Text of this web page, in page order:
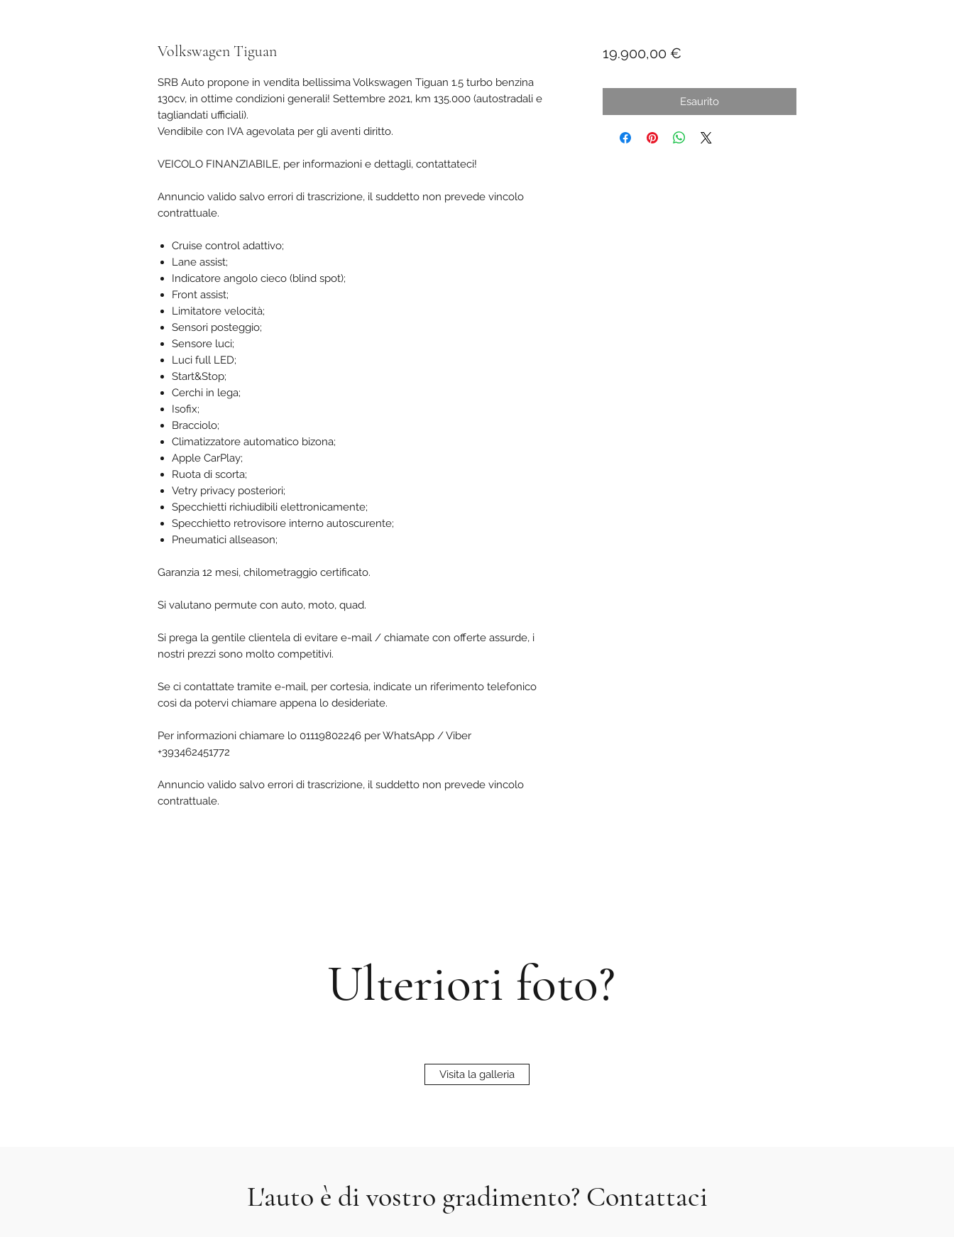
Volkswagen Tiguan
SRB Auto propone in vendita bellissima Volkswagen Tiguan 1.5 turbo benzina
130cv, in ottime condizioni generali! Settembre 2021, km 135.000 (autostradali e
tagliandati ufficiali).
Vendibile con IVA agevolata per gli aventi diritto.
VEICOLO FINANZIABILE, per informazioni e dettagli, contattateci!
Annuncio valido salvo errori di trascrizione, il suddetto non prevede vincolo
contrattuale.
Cruise control adattivo;
Lane assist;
Indicatore angolo cieco (blind spot);
Front assist;
Limitatore velocità;
Sensori posteggio;
Sensore luci;
Luci full LED;
Start&Stop;
Cerchi in lega;
Isofix;
Bracciolo;
Climatizzatore automatico bizona;
Apple CarPlay;
Ruota di scorta;
Vetry privacy posteriori;
Specchietti richiudibili elettronicamente;
Specchietto retrovisore interno autoscurente;
Pneumatici allseason;
Garanzia 12 mesi, chilometraggio certificato.
Si valutano permute con auto, moto, quad.
Si prega la gentile clientela di evitare e-mail / chiamate con offerte assurde, i
nostri prezzi sono molto competitivi.
Se ci contattate tramite e-mail, per cortesia, indicate un riferimento telefonico
così da potervi chiamare appena lo desideriate.
Per informazioni chiamare lo 01119802246 per WhatsApp / Viber
+393462451772
Annuncio valido salvo errori di trascrizione, il suddetto non prevede vincolo
contrattuale.
19.900,00 €Prezzo
Esaurito
Ulteriori foto?
Visita la galleria
L'auto è di vostro gradimento? Contattaci